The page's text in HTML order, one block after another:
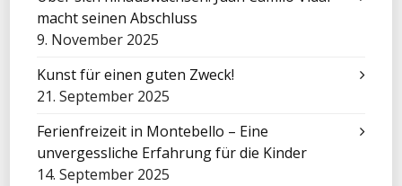
macht seinen Abschluss
9. November 2025
Kunst für einen guten Zweck!
21. September 2025
Ferienfreizeit in Montebello – Eine
unvergessliche Erfahrung für die Kinder
14. September 2025